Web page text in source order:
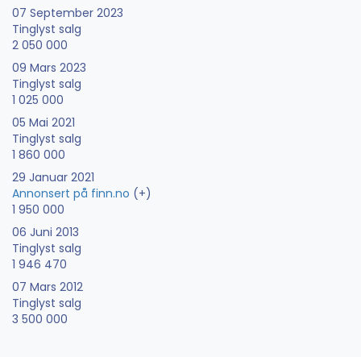
07 September 2023
Tinglyst salg
2 050 000
09 Mars 2023
Tinglyst salg
1 025 000
05 Mai 2021
Tinglyst salg
1 860 000
29 Januar 2021
Annonsert på finn.no (+)
1 950 000
06 Juni 2013
Tinglyst salg
1 946 470
07 Mars 2012
Tinglyst salg
3 500 000